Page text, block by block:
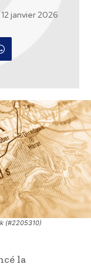
12 janvier 2026
(#2205310)
la